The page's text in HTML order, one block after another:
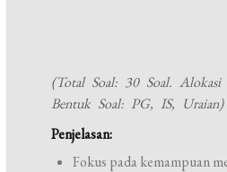
(Total Soal: 30 Soal.
Bentuk Soal: PG, IS, Uraian)
Penjelasan:
Fokus pada kemampuan